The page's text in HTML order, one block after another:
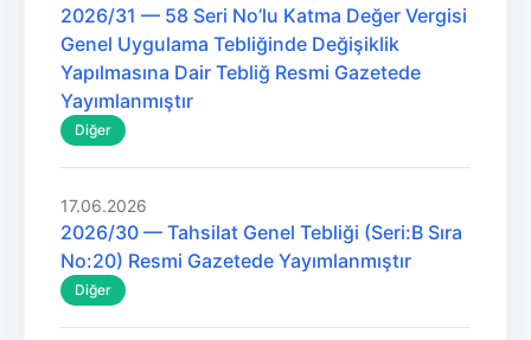
2026/31 — 58 Seri No’lu Katma Değer Vergisi
Genel Uygulama Tebliğinde Değişiklik
Yapılmasına Dair Tebliğ Resmi Gazetede
Yayımlanmıştır
Diğer
17.06.2026
2026/30 — Tahsilat Genel Tebliği (Seri:B Sıra
No:20) Resmi Gazetede Yayımlanmıştır
Diğer